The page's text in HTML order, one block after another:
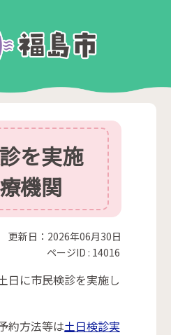
を実施
機関
更新日：2026年06月30日
ページID : 14016
日に市民検診を実施し
約方法等は土日検診実